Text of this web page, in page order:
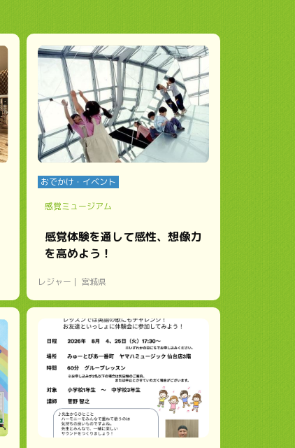
おでかけ・イベント
感覚ミュージアム
感覚体験を通して感性、想像力
を高めよう！
レジャー 宮城県